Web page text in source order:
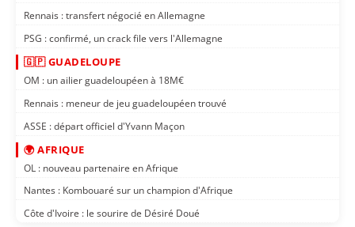
Rennais : transfert négocié en Allemagne
PSG : confirmé, un crack file vers l'Allemagne
🇬🇵 GUADELOUPE
OM : un ailier guadeloupéen à 18M€
Rennais : meneur de jeu guadeloupéen trouvé
ASSE : départ officiel d'Yvann Maçon
🌍 AFRIQUE
OL : nouveau partenaire en Afrique
Nantes : Kombouaré sur un champion d'Afrique
Côte d'Ivoire : le sourire de Désiré Doué